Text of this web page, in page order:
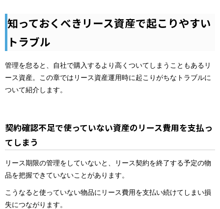
知っておくべきリース資産で起こりやすい
トラブル
管理を怠ると、自社で購入するより高くついてしまうこともあるリ
ース資産。この章ではリース資産運用時に起こりがちなトラブルに
ついて紹介します。
契約確認不足で使っていない資産のリース費用を支払っ
てしまう
リース期限の管理をしていないと、リース契約を終了する予定の物
品を把握できていないことがあります。
こうなると使っていない物品にリース費用を支払い続けてしまい損
失につながります。